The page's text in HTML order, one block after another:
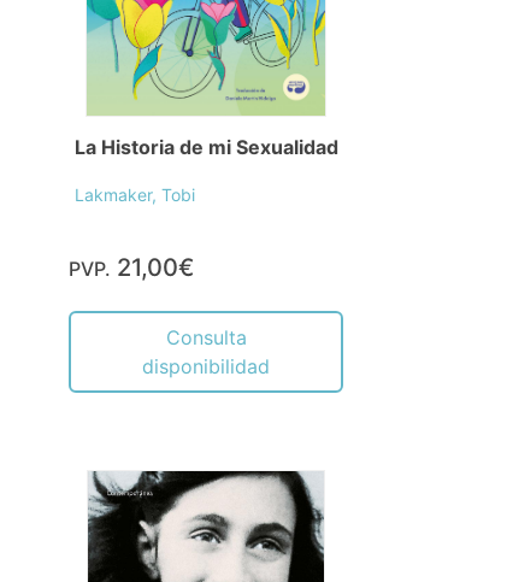
La Historia de mi Sexualidad
Lakmaker, Tobi
PVP. 21,00€
Consulta
disponibilidad